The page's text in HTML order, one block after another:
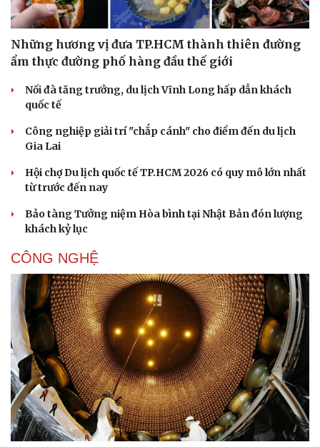
Văn hóa
Sân khấu - Điện ảnh
Văn học
Âm nhạc
Di sản
Giải trí
Nghệ sĩ
Thời trang
Sao Việt
Những hương vị đưa TP.HCM thành thiên đường
ẩm thực đường phố hàng đầu thế giới
Nối đà tăng trưởng, du lịch Vĩnh Long hấp dẫn khách
quốc tế
Công nghiệp giải trí "chắp cánh" cho điểm đến du lịch
Gia Lai
Hội chợ Du lịch quốc tế TP.HCM 2026 có quy mô lớn nhất
từ trước đến nay
Bảo tàng Tưởng niệm Hòa bình tại Nhật Bản đón lượng
khách kỷ lục
CÔNG NGHỆ